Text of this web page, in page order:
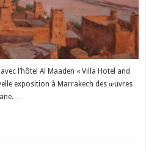
l’hôtel Al Maaden « Villa Hotel and
exposition à Marrakech des œuvres
…